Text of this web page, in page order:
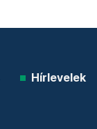
Hírlevelek